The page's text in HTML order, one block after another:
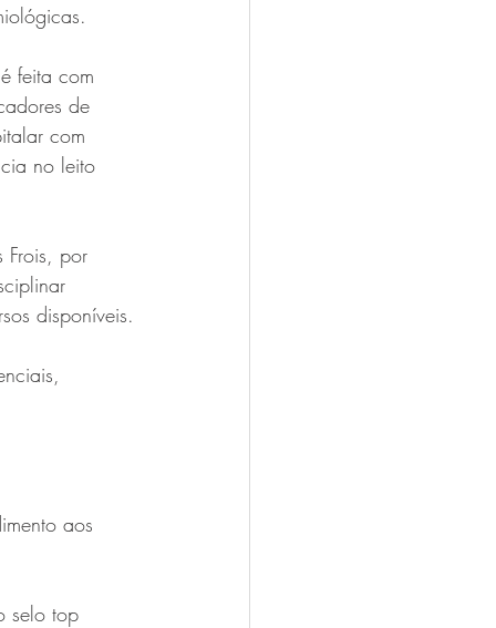
feita com
de
com
no leito
Frois, por
disponíveis.
aos
selo top